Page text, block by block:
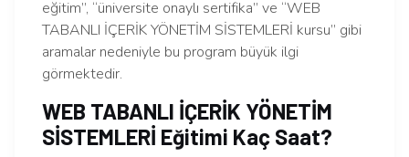
eğitim”, “üniversite onaylı sertifika” ve “WEB
TABANLI İÇERİK YÖNETİM SİSTEMLERİ kursu” gibi
aramalar nedeniyle bu program büyük ilgi
görmektedir.
WEB TABANLI İÇERİK YÖNETİM
SİSTEMLERİ Eğitimi Kaç Saat?